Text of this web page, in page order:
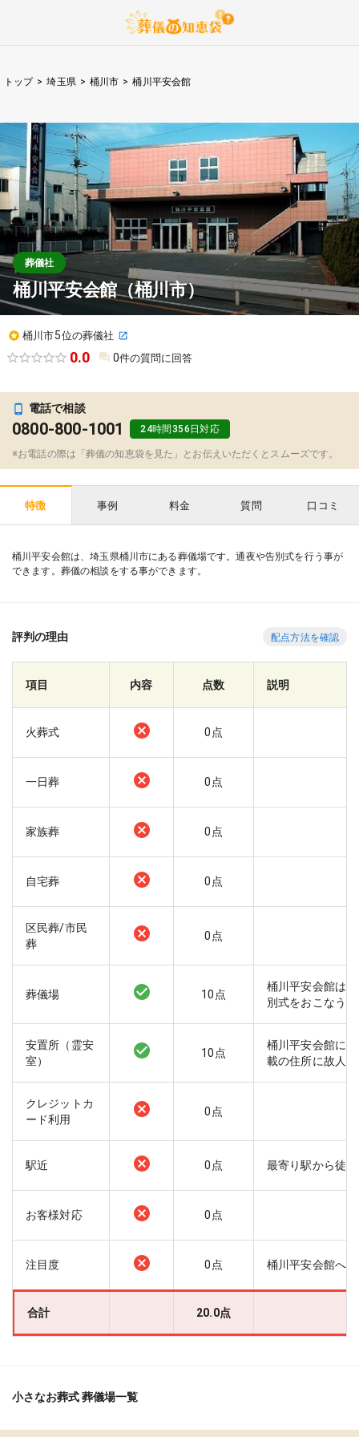
トップ > 埼玉県 > 桶川市 > 桶川平安会館
葬儀社
桶川平安会館（桶川市）
桶川市5位の葬儀社
0.0 0件の質問に回答
電話で相談
0800-800-1001 24時間356日対応
※お電話の際は「葬儀の知恵袋を見た」とお伝えいただくとスムーズです。
特徴 事例 料金 質問 口コミ
桶川平安会館は、埼玉県桶川市にある葬儀場です。通夜や告別式を行う事が
できます。葬儀の相談をする事ができます。
評判の理由 配点方法を確認
項目 内容 点数 説明
火葬式 0 点
一日葬 0 点
家族葬 0 点
自宅葬 0 点
区民葬/市民
葬
0 点
葬儀場 10 点
桶川平安会館は
別式をおこなう
安置所（霊安
室）
10 点
桶川平安会館に
載の住所に故人
クレジットカ
ード利用
0 点
駅近 0 点 最寄り駅から徒
お客様対応 0 点
注目度 0 点 桶川平安会館へ
合計 20.0点
小さなお葬式 葬儀場一覧